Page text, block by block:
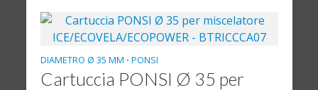
DIAMETRO Ø 35 MM • PONSI
Cartuccia PONSI Ø 35 per